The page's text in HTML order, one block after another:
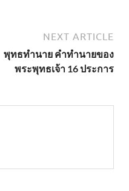
NEXT ARTICLE
พุทธทำนาย คำทำนายของ
พระพุทธเจ้า 16 ประการ